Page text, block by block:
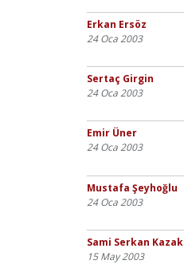
Erkan Ersöz
24 Oca 2003
Sertaç Girgin
24 Oca 2003
Emir Üner
24 Oca 2003
Mustafa Şeyhoğlu
24 Oca 2003
Sami Serkan Kazak
15 May 2003